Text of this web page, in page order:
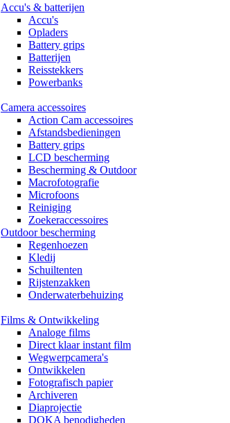
Accu's & batterijen
Accu's
Opladers
Battery grips
Batterijen
Reisstekkers
Powerbanks
Camera accessoires
Action Cam accessoires
Afstandsbedieningen
Battery grips
LCD bescherming
Bescherming & Outdoor
Macrofotografie
Microfoons
Reiniging
Zoekeraccessoires
Outdoor bescherming
Regenhoezen
Kledij
Schuiltenten
Rijstenzakken
Onderwaterbehuizing
Films & Ontwikkeling
Analoge films
Direct klaar instant film
Wegwerpcamera's
Ontwikkelen
Fotografisch papier
Archiveren
Diaprojectie
DOKA benodigheden